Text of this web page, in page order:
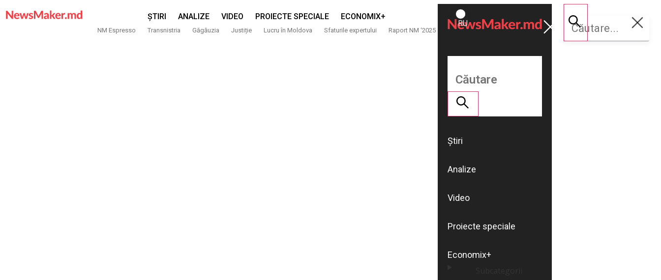
ȘTIRI ANALIZE VIDEO PROIECTE SPECIALE ECONOMIX+
NM Espresso Transnistria Găgăuzia Justiție Lucru în Moldova Sfaturile expertului Raport NM ‘2025
ROMÂNĂ
RU
Susține
NM
Știri
Analize
Video
Proiecte speciale
Economix+